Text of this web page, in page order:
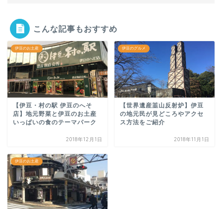
こんな記事もおすすめ
伊豆のお土産
【伊豆・村の駅 伊豆のへそ
店】地元野菜と伊豆のお土産
いっぱいの食のテーマパーク
2018年12月1日
伊豆のグルメ
【世界遺産韮山反射炉】伊豆
の地元民が見どころやアクセ
ス方法をご紹介
2018年11月1日
伊豆のお土産